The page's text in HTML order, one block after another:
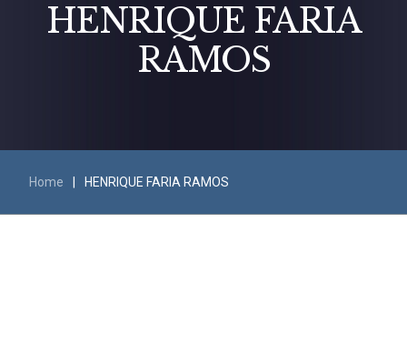
HENRIQUE FARIA
RAMOS
Home HENRIQUE FARIA RAMOS